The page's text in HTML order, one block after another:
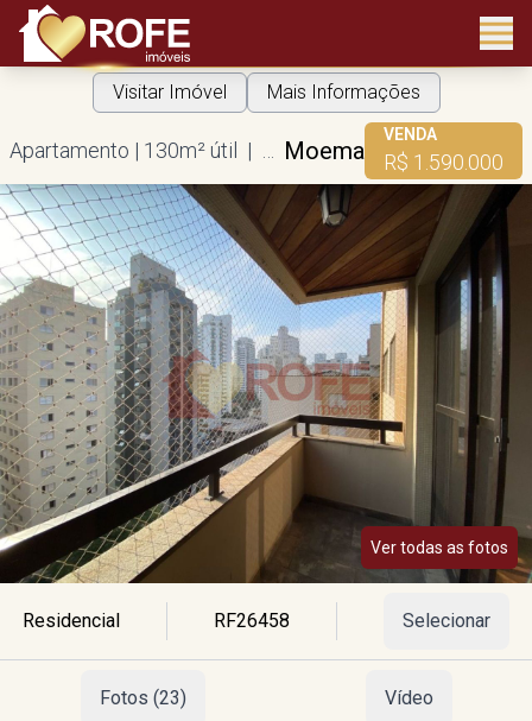
Moema
VENDA
R$ 1.590.000
Visitar Imóvel Mais Informações
Ver todas as fotos
Residencial RF26458 Selecionar
Fotos (23) Vídeo